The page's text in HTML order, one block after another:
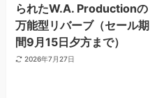
られたW.A. Productionの
万能型リバーブ（セール期
間9月15日夕方まで）
2026年7月27日